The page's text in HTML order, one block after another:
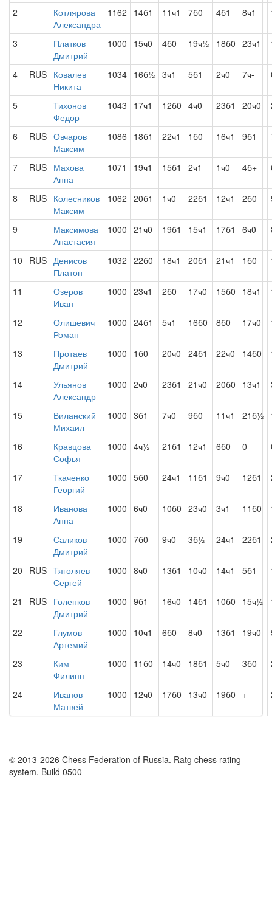
2
Котлярова
Александра
1162 14б1 11ч1 7б0 4б1 8ч1
3
Платков
Дмитрий
1000 15ч0 4б0 19ч½ 18б0 23ч1
4 RUS Ковалев
Никита
1034 16б½ 3ч1 5б1 2ч0 7ч-
5
Тихонов
Федор
1043 17ч1 12б0 4ч0 23б1 20ч0
6 RUS Овчаров
Максим
1086 18б1 22ч1 1б0 16ч1 9б1
7 RUS Махова
Анна
1071 19ч1 15б1 2ч1 1ч0 4б+
8 RUS Колесников
Максим
1062 20б1 1ч0 22б1 12ч1 2б0
9
Максимова
Анастасия
1000 21ч0 19б1 15ч1 17б1 6ч0
10 RUS Денисов
Платон
1032 22б0 18ч1 20б1 21ч1 1б0
11
Озеров
Иван
1000 23ч1 2б0 17ч0 15б0 18ч1
12
Олишевич
Роман
1000 24б1 5ч1 16б0 8б0 17ч0
13
Протаев
Дмитрий
1000 1б0 20ч0 24б1 22ч0 14б0
14
Ульянов
Александр
1000 2ч0 23б1 21ч0 20б0 13ч1
15
Виланский
Михаил
1000 3б1 7ч0 9б0 11ч1 21б½
16
Кравцова
Софья
1000 4ч½ 21б1 12ч1 6б0 0
17
Ткаченко
Георгий
1000 5б0 24ч1 11б1 9ч0 12б1
18
Иванова
Анна
1000 6ч0 10б0 23ч0 3ч1 11б0
19
Саликов
Дмитрий
1000 7б0 9ч0 3б½ 24ч1 22б1
20 RUS Тяголяев
Сергей
1000 8ч0 13б1 10ч0 14ч1 5б1
21 RUS Голенков
Дмитрий
1000 9б1 16ч0 14б1 10б0 15ч½
22
Глумов
Артемий
1000 10ч1 6б0 8ч0 13б1 19ч0
23
Ким
Филипп
1000 11б0 14ч0 18б1 5ч0 3б0
24
Иванов
Матвей
1000 12ч0 17б0 13ч0 19б0 +
© 2013-2026 Chess Federation of Russia. Ratg chess rating
system. Build 0500